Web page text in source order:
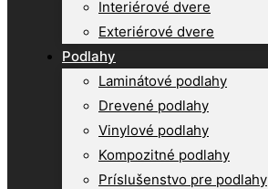
Interiérové dvere
Exteriérové dvere
Podlahy
Laminátové podlahy
Drevené podlahy
Vinylové podlahy
Kompozitné podlahy
Príslušenstvo pre podlahy